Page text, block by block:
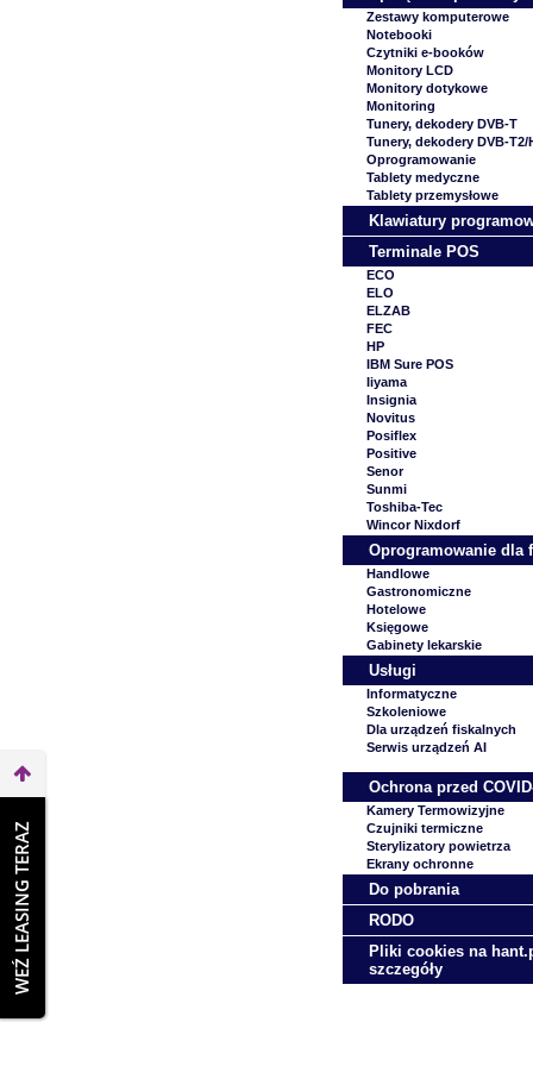
Zestawy komputerowe
Notebooki
Czytniki e-booków
Monitory LCD
Monitory dotykowe
Monitoring
Tunery, dekodery DVB-T
Tunery, dekodery DVB-T2/
Oprogramowanie
Tablety medyczne
Tablety przemysłowe
Klawiatury
Terminale POS
ECO
ELO
ELZAB
FEC
HP
IBM Sure POS
Iiyama
Insignia
Novitus
Posiflex
Positive
Senor
Sunmi
Toshiba-Tec
Wincor Nixdorf
Oprogramowanie dla
Handlowe
Gastronomiczne
Hotelowe
Księgowe
Gabinety lekarskie
Usługi
Informatyczne
Szkoleniowe
Dla urządzeń fiskalnych
Serwis urządzeń AI
Ochrona przed
Kamery Termowizyjne
Czujniki termiczne
Sterylizatory powietrza
Ekrany ochronne
Do pobrania
RODO
Pliki cookies na
szczegóły
WEŹ LEASING TERAZ